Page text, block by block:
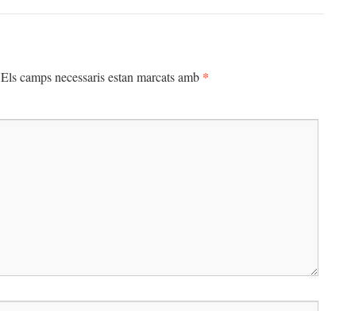
Els camps necessaris estan marcats amb *